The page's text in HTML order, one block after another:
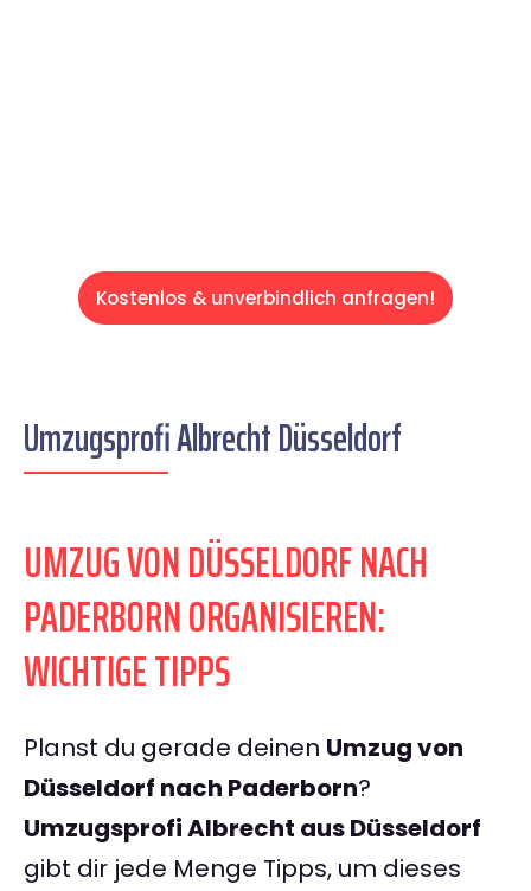
Kostenlos & unverbindlich anfragen!
Umzugsprofi Albrecht Düsseldorf
UMZUG VON DÜSSELDORF NACH
PADERBORN ORGANISIEREN:
WICHTIGE TIPPS
Planst du gerade deinen Umzug von
Düsseldorf nach Paderborn?
Umzugsprofi Albrecht aus Düsseldorf
gibt dir jede Menge Tipps, um dieses